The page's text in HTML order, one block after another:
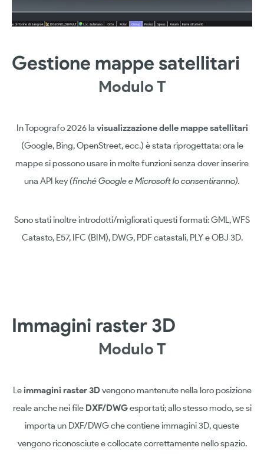
Gestione mappe satellitari
Modulo T
In Topografo 2026 la visualizzazione delle mappe satellitari
(Google, Bing, OpenStreet, ecc.) è stata riprogettata: ora le
mappe si possono usare in molte funzioni senza dover inserire
una API key(finché Google e Microsoft lo consentiranno).
Sono stati inoltre introdotti/migliorati questi formati: GML, WFS
Catasto, E57, IFC (BIM), DWG, PDF catastali, PLY e OBJ 3D.
Immagini raster 3D
Modulo T
Leimmagini raster 3Dvengono mantenute nella loro posizione
reale anche nei file DXF/DWGesportati; allo stesso modo, se si
importa un DXF/DWG che contiene immagini 3D, queste
vengono riconosciute e collocate correttamente nello spazio.